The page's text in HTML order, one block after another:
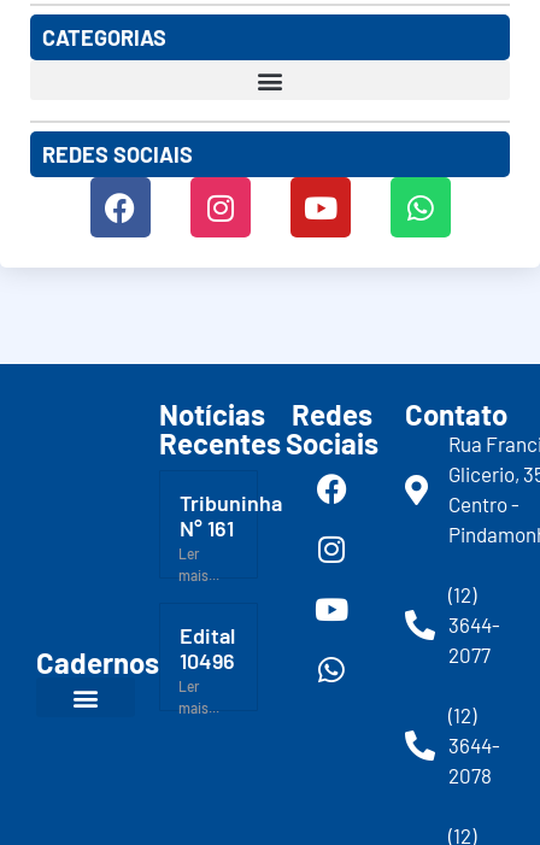
CATEGORIAS
REDES SOCIAIS
Cadernos
Notícias
Recentes
Tribuninha
N° 161
Ler
mais...
Edital
10496
Ler
mais...
Redes
Sociais
Contato
Rua
Glicerio,
Centro -
(12)
3644-
2077
(12)
3644-
2078
(12)